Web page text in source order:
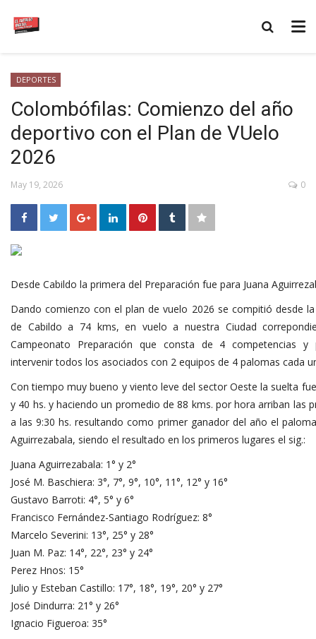
DEPORTES
Colombófilas: Comienzo del año
deportivo con el Plan de VUelo
2026
May 19, 2026 0
Desde Cabildo la primera del Preparación fue para Juana
Dando comienzo con el plan de vuelo 2026 se compitió desde la
de Cabildo a 74 kms, en vuelo a nuestra Ciudad
Campeonato Preparación que consta de 4 competencias y
intervenir todos los asociados con 2 equipos de 4 palomas cada
Con tiempo muy bueno y viento leve del sector Oeste la suelta
y 40 hs. y haciendo un promedio de 88 kms. por hora arriban las
a las 9:30 hs. resultando como primer ganador del año el
Aguirrezabala, siendo el resultado en los primeros lugares el sig.:
Juana Aguirrezabala: 1° y 2°
José M. Baschiera: 3°, 7°, 9°, 10°, 11°, 12° y 16°
Gustavo Barroti: 4°, 5° y 6°
Francisco Fernández-Santiago Rodríguez: 8°
Marcelo Severini: 13°, 25° y 28°
Juan M. Paz: 14°, 22°, 23° y 24°
Perez Hnos: 15°
Julio y Esteban Castillo: 17°, 18°, 19°, 20° y 27°
José Dindurra: 21° y 26°
Ignacio Figueroa: 35°